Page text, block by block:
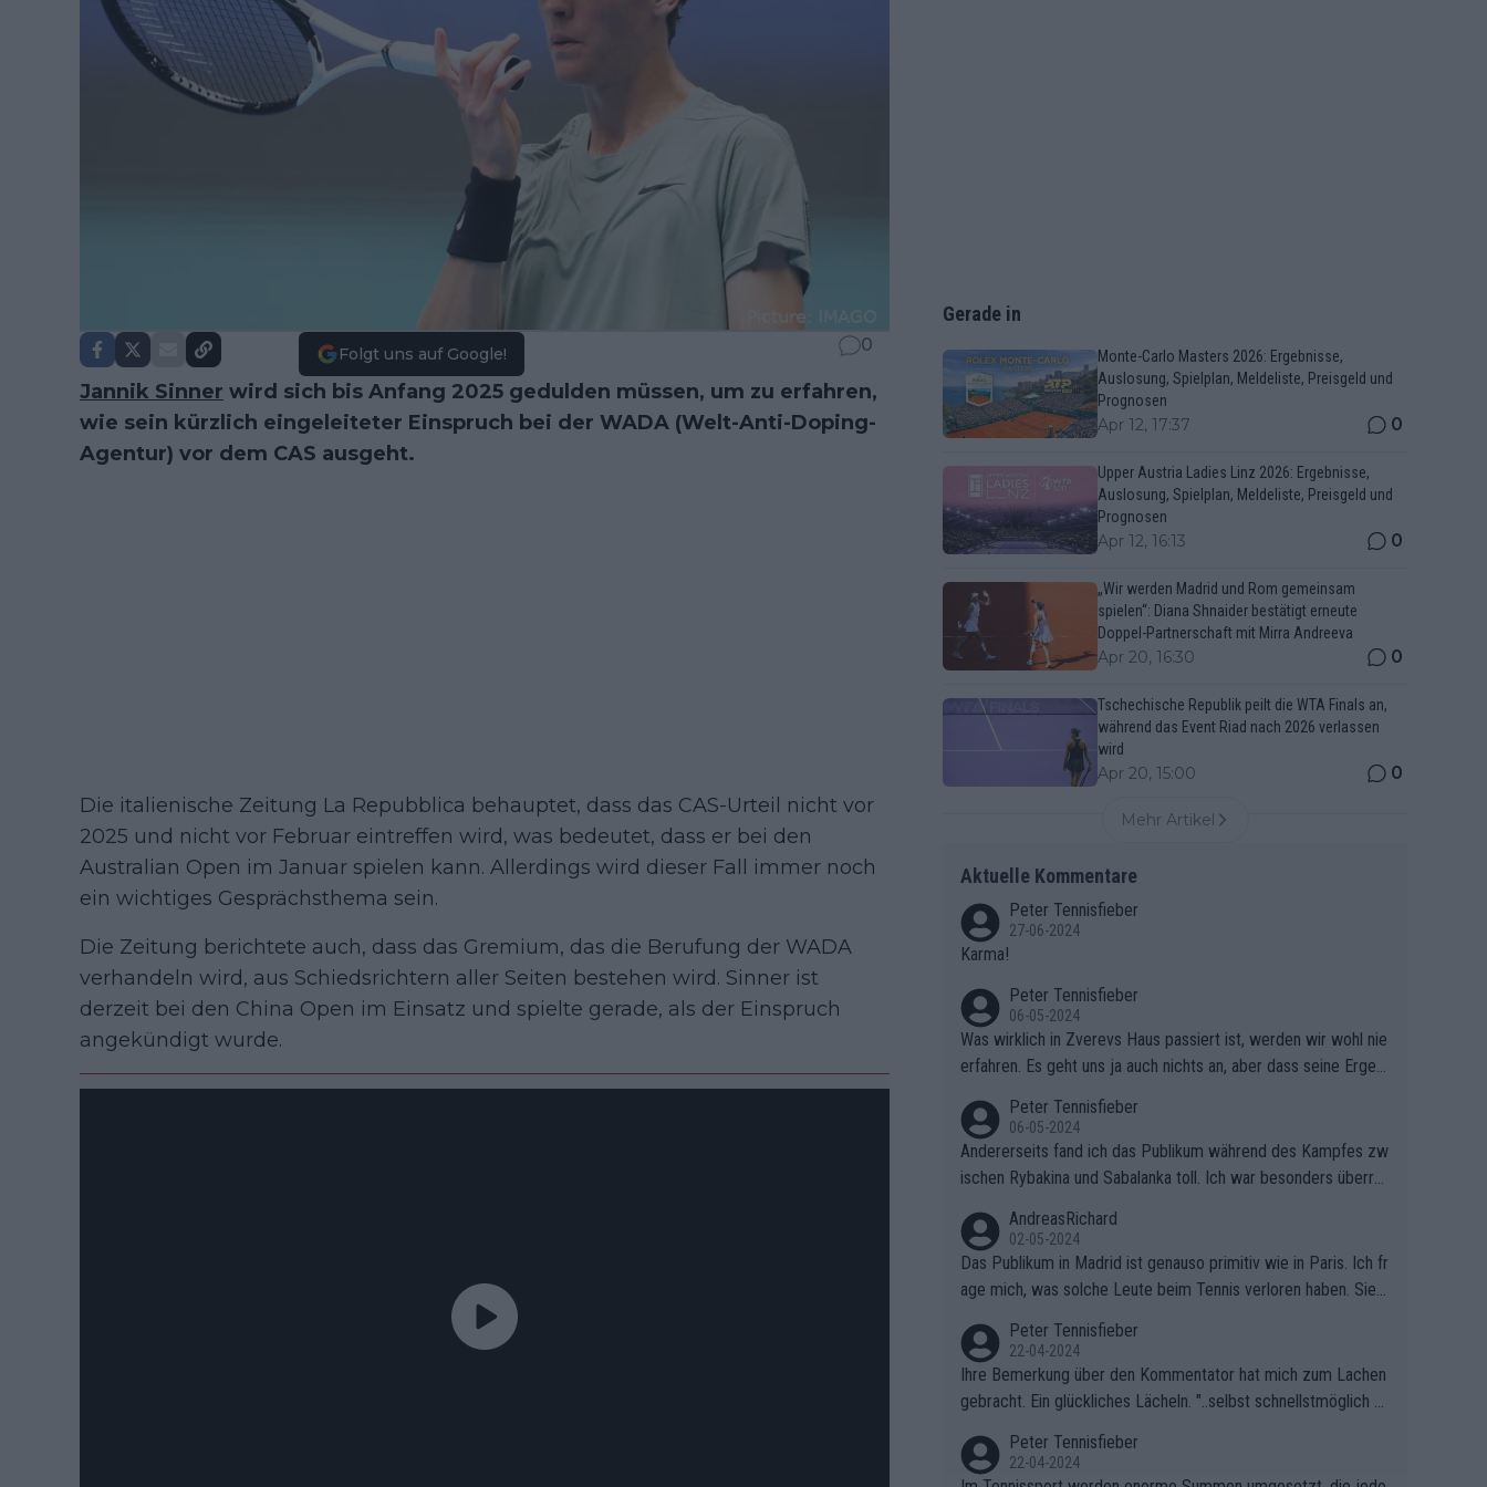
Folgt uns auf Google! 0
Jannik Sinner wird sich bis Anfang 2025 gedulden müssen, um zu erfahren,
wie sein kürzlich eingeleiteter Einspruch bei der WADA (Welt-Anti-Doping-
Agentur) vor dem CAS ausgeht.
Die italienische Zeitung La Repubblica behauptet, dass das CAS-Urteil nicht vor
2025 und nicht vor Februar eintreffen wird, was bedeutet, dass er bei den
Australian Open im Januar spielen kann. Allerdings wird dieser Fall immer noch
ein wichtiges Gesprächsthema sein.
Die Zeitung berichtete auch, dass das Gremium, das die Berufung der WADA
verhandeln wird, aus Schiedsrichtern aller Seiten bestehen wird. Sinner ist
derzeit bei den China Open im Einsatz und spielte gerade, als der Einspruch
angekündigt wurde.
Gerade in
Monte-Carlo Masters 2026: Ergebnisse,
Auslosung, Spielplan, Meldeliste, Preisgeld und
Prognosen
Apr 12, 17:37 0
Upper Austria Ladies Linz 2026: Ergebnisse,
Auslosung, Spielplan, Meldeliste, Preisgeld und
Prognosen
Apr 12, 16:13 0
„Wir werden Madrid und Rom gemeinsam
spielen“: Diana Shnaider bestätigt erneute
Doppel-Partnerschaft mit Mirra Andreeva
Apr 20, 16:30 0
Tschechische Republik peilt die WTA Finals an,
während das Event Riad nach 2026 verlassen
wird
Apr 20, 15:00 0
Mehr Artikel
Aktuelle Kommentare
Peter Tennisfieber
27-06-2024
Karma!
Peter Tennisfieber
06-05-2024
Was wirklich in Zverevs Haus passiert ist, werden wir wohl nie
erfahren. Es geht uns ja auch nichts an, aber dass seine Ergeb
Peter Tennisfieber
06-05-2024
Andererseits fand ich das Publikum während des Kampfes zw
ischen Rybakina und Sabalanka toll. Ich war besonders überras
AndreasRichard
02-05-2024
Das Publikum in Madrid ist genauso primitiv wie in Paris. Ich fr
age mich, was solche Leute beim Tennis verloren haben. Sie s
ben.
Peter Tennisfieber
22-04-2024
Ihre Bemerkung über den Kommentator hat mich zum Lachen
gebracht. Ein glückliches Lächeln. "..selbst schnellstmöglich na
Peter Tennisfieber
22-04-2024